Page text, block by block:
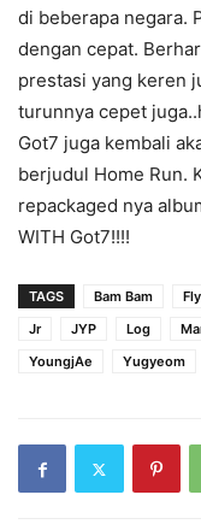
di beberapa negara.
dengan cepat.
prestasi yang keren
turunnya cepet
Got7 juga kembali
berjudul Home Run.
repackaged nya
WITH Got7!!!!
TAGS Bam Bam Fly
Jr
JYP Log
YoungjAe
Yugyeom